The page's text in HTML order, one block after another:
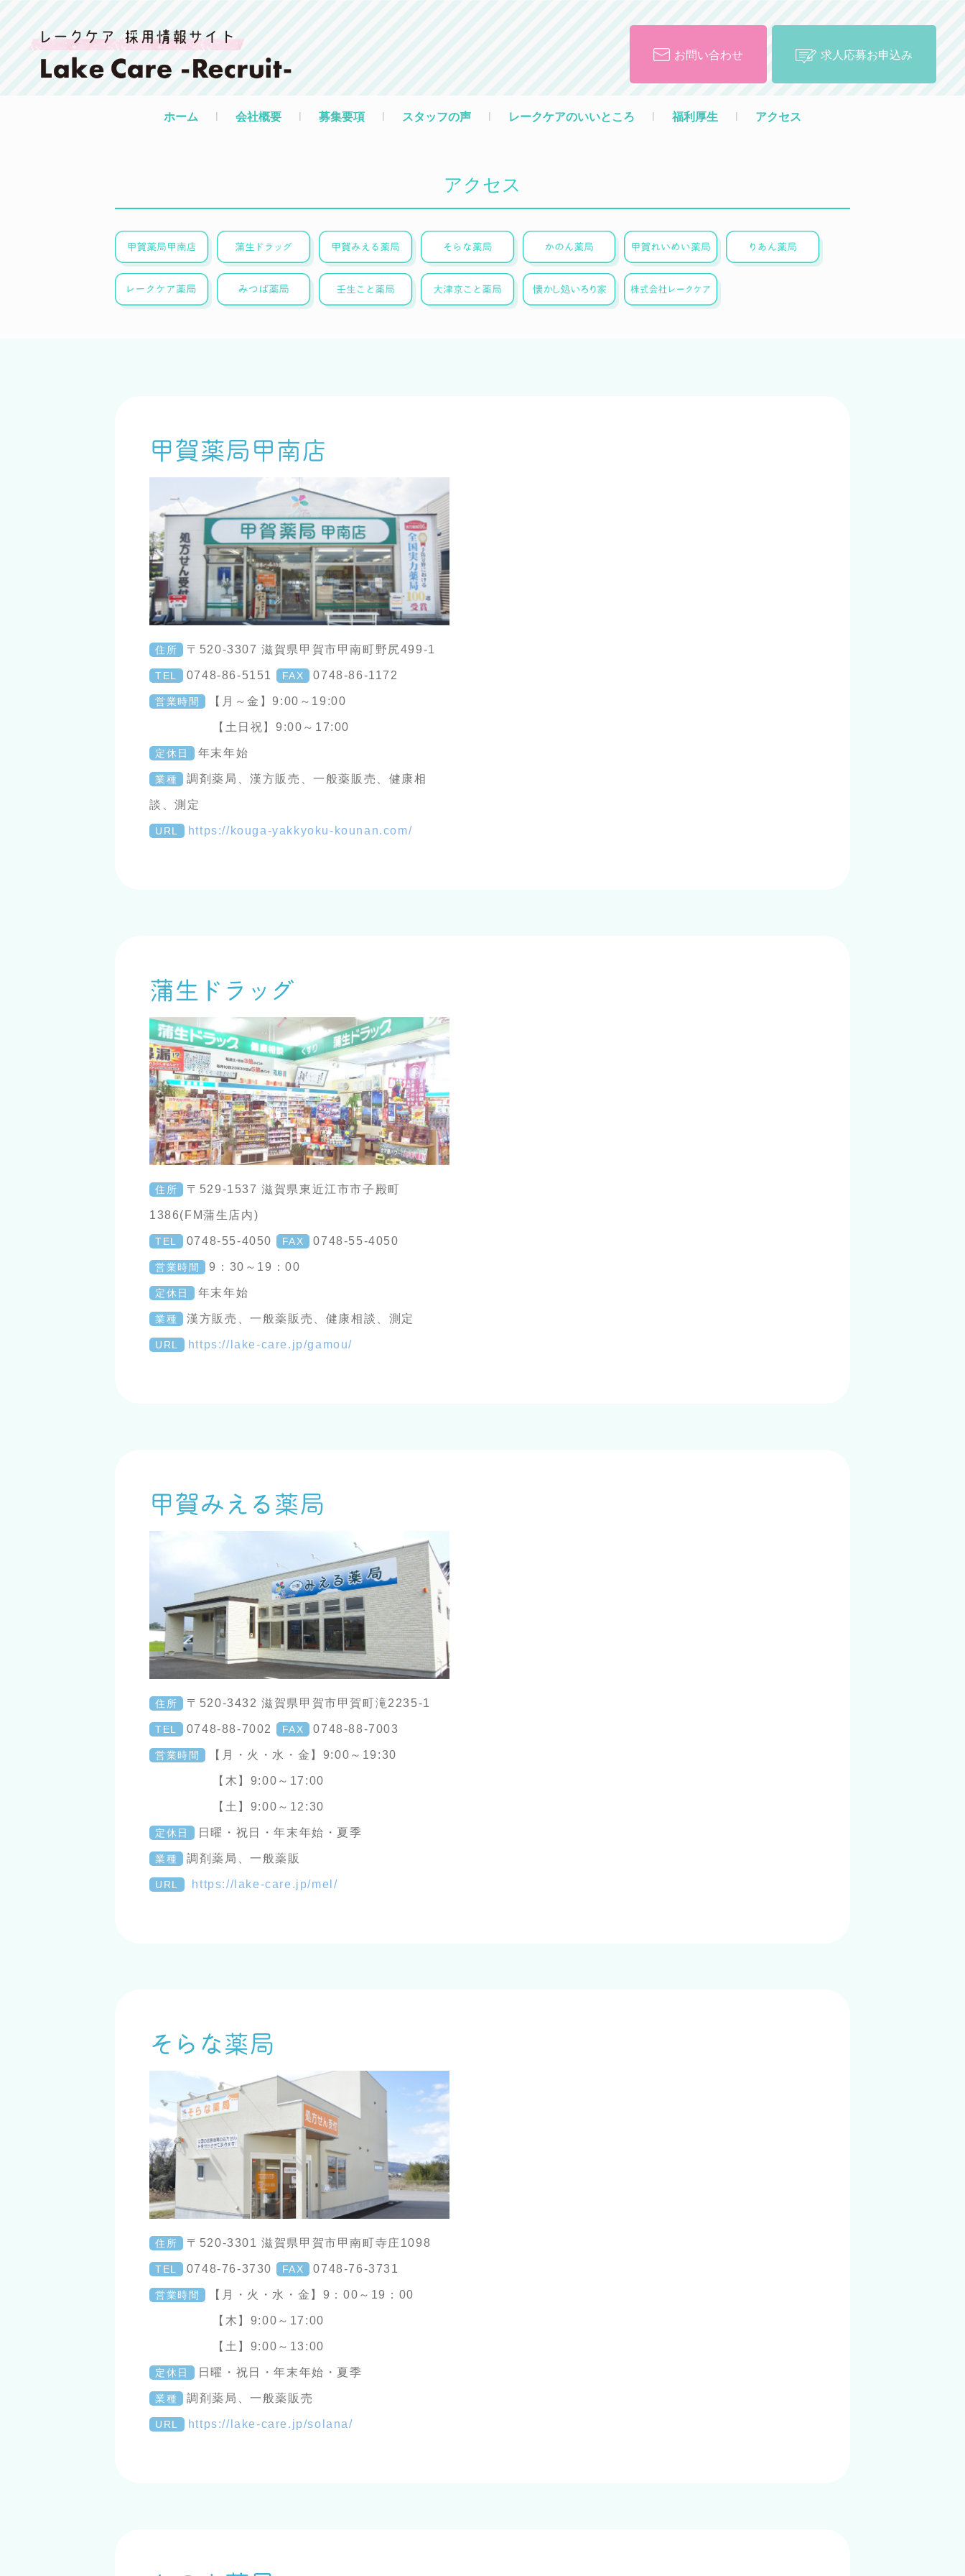
お問い合わせ 求人応募お申込み
ホーム 会社概要 募集要項 スタッフの声 レークケアのいいところ 福利厚生 アクセス
アクセス
住所 〒520-3307 滋賀県甲賀市甲南町野尻499-1
TEL 0748-86-5151 FAX 0748-86-1172
営業時間 【月～金】9:00～19:00
【土日祝】9:00～17:00
定休日 年末年始
業種 調剤薬局、漢方販売、一般薬販売、健康相
談、測定
URL https://kouga-yakkyoku-kounan.com/
住所 〒529-1537 滋賀県東近江市市子殿町
1386(FM蒲生店内)
TEL 0748-55-4050 FAX 0748-55-4050
営業時間 9：30～19：00
定休日 年末年始
業種 漢方販売、一般薬販売、健康相談、測定
URL https://lake-care.jp/gamou/
住所 〒520-3432 滋賀県甲賀市甲賀町滝2235-1
TEL 0748-88-7002 FAX 0748-88-7003
営業時間 【月・火・水・金】9:00～19:30
【木】9:00～17:00
【土】9:00～12:30
定休日 日曜・祝日・年末年始・夏季
業種 調剤薬局、一般薬販
URL https://lake-care.jp/mel/
住所 〒520-3301 滋賀県甲賀市甲南町寺庄1098
TEL 0748-76-3730 FAX 0748-76-3731
営業時間 【月・火・水・金】9：00～19：00
【木】9:00～17:00
【土】9:00～13:00
定休日 日曜・祝日・年末年始・夏季
業種 調剤薬局、一般薬販売
URL https://lake-care.jp/solana/